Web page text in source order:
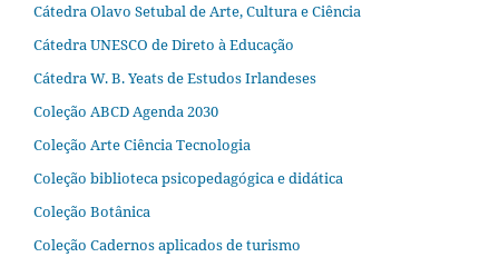
Cátedra Olavo Setubal de Arte, Cultura e Ciência
Cátedra UNESCO de Direto à Educação
Cátedra W. B. Yeats de Estudos Irlandeses
Coleção ABCD Agenda 2030
Coleção Arte Ciência Tecnologia
Coleção biblioteca psicopedagógica e didática
Coleção Botânica
Coleção Cadernos aplicados de turismo